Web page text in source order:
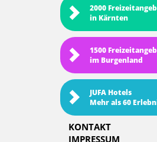
2000
in Kärnten
1500
im Burgenland
JUFA Hotels
Mehr als 60
KONTAKT
IMPRESSUM